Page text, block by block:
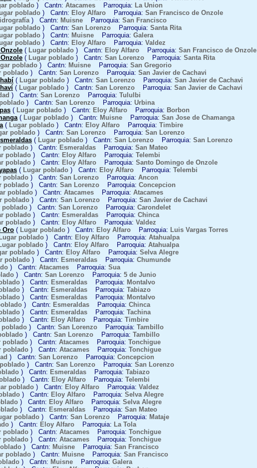
poblado ) Cantn: Atacames Parroquia: La Union
poblado ) Cantn: Eloy Alfaro Parroquia: San Francisco de Onzole
) Cantn: Muisne Parroquia: San Francisco
poblado ) Cantn: San Lorenzo Parroquia: Santa Rita
poblado ) Cantn: Muisne Parroquia: Galera
poblado ) Cantn: Eloy Alfaro Parroquia: Valdez
( Lugar poblado ) Cantn: Eloy Alfaro Parroquia: San Francisco de Onzole
( Lugar poblado ) Cantn: San Lorenzo Parroquia: Santa Rita
poblado ) Cantn: Muisne Parroquia: San Gregorio
poblado ) Cantn: San Lorenzo Parroquia: San Javier de Cachavi
( Lugar poblado ) Cantn: San Lorenzo Parroquia: San Javier de Cachavi
( Lugar poblado ) Cantn: San Lorenzo Parroquia: San Javier de Cachavi
) Cantn: San Lorenzo Parroquia: Tululbi
) Cantn: San Lorenzo Parroquia: Urbina
( Lugar poblado ) Cantn: Eloy Alfaro Parroquia: Borbon
( Lugar poblado ) Cantn: Muisne Parroquia: San Jose de Chamanga
( Lugar poblado ) Cantn: Eloy Alfaro Parroquia: Timbire
poblado ) Cantn: San Lorenzo Parroquia: San Lorenzo
( Lugar poblado ) Cantn: San Lorenzo Parroquia: San Lorenzo
poblado ) Cantn: Esmeraldas Parroquia: San Mateo
poblado ) Cantn: Eloy Alfaro Parroquia: Telembi
poblado ) Cantn: Eloy Alfaro Parroquia: Santo Domingo de Onzole
( Lugar poblado ) Cantn: Eloy Alfaro Parroquia: Telembi
poblado ) Cantn: San Lorenzo Parroquia: Ancon
poblado ) Cantn: San Lorenzo Parroquia: Concepcion
poblado ) Cantn: Atacames Parroquia: Atacames
poblado ) Cantn: San Lorenzo Parroquia: San Javier de Cachavi
poblado ) Cantn: San Lorenzo Parroquia: Carondelet
poblado ) Cantn: Esmeraldas Parroquia: Chinca
poblado ) Cantn: Eloy Alfaro Parroquia: Valdez
Oro ( Lugar poblado ) Cantn: Eloy Alfaro Parroquia: Luis Vargas Torres
Lugar poblado ) Cantn: Eloy Alfaro Parroquia: Atahualpa
poblado ) Cantn: Eloy Alfaro Parroquia: Atahualpa
poblado ) Cantn: Eloy Alfaro Parroquia: Selva Alegre
poblado ) Cantn: Esmeraldas Parroquia: Chumunde
) Cantn: Atacames Parroquia: Sua
) Cantn: San Lorenzo Parroquia: 5 de Junio
) Cantn: Esmeraldas Parroquia: Montalvo
) Cantn: Esmeraldas Parroquia: Tabiazo
) Cantn: Esmeraldas Parroquia: Montalvo
) Cantn: Esmeraldas Parroquia: Chinca
) Cantn: Esmeraldas Parroquia: Tachina
) Cantn: Eloy Alfaro Parroquia: Timbire
poblado ) Cantn: San Lorenzo Parroquia: Tambillo
) Cantn: San Lorenzo Parroquia: Tambillo
poblado ) Cantn: Atacames Parroquia: Tonchigue
poblado ) Cantn: Atacames Parroquia: Tonchigue
) Cantn: San Lorenzo Parroquia: Concepcion
) Cantn: San Lorenzo Parroquia: San Lorenzo
) Cantn: Esmeraldas Parroquia: Tabiazo
) Cantn: Eloy Alfaro Parroquia: Telembi
poblado ) Cantn: Eloy Alfaro Parroquia: Valdez
) Cantn: Eloy Alfaro Parroquia: Selva Alegre
) Cantn: Eloy Alfaro Parroquia: Selva Alegre
) Cantn: Esmeraldas Parroquia: San Mateo
poblado ) Cantn: San Lorenzo Parroquia: Mataje
) Cantn: Eloy Alfaro Parroquia: La Tola
poblado ) Cantn: Atacames Parroquia: Tonchigue
poblado ) Cantn: Atacames Parroquia: Tonchigue
) Cantn: Muisne Parroquia: San Francisco
poblado ) Cantn: Muisne Parroquia: San Francisco
) Cantn: Muisne Parroquia: Galera